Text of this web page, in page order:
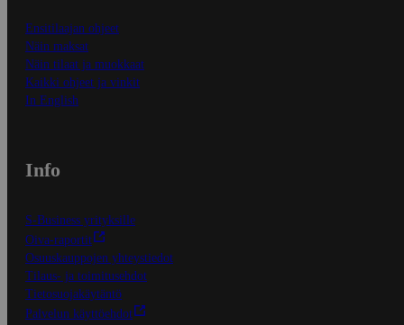
Ensitilaajan ohjeet
Näin maksat
Näin tilaat ja muokkaat
Kaikki ohjeet ja vinkit
In English
Info
S-Business yrityksille
Oiva-raportit
Osuuskauppojen yhteystiedot
Tilaus- ja toimitusehdot
Tietosuojakäytäntö
Palvelun käyttöehdot